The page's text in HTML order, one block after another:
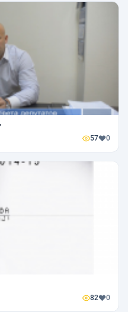
57 0
82 0